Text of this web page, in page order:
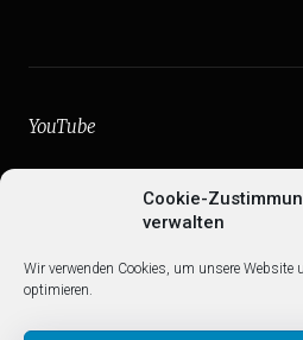
Cookie-
verwalten
Wir verwenden Cookies, um unsere Website
optimieren.
YouTube
Web